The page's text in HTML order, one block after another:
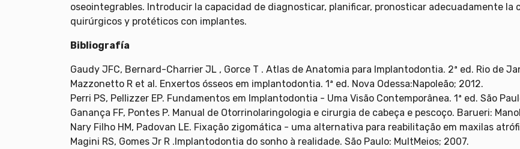
oseointegrables. Introducir la capacidad de diagnosticar, planificar, pronosticar adecuadamente
quirúrgicos y protéticos con implantes.
Bibliografía
Gaudy JFC, Bernard-Charrier JL , Gorce T . Atlas de Anatomia para Implantodontia. 2ª ed. Rio de
Mazzonetto R et al. Enxertos ósseos em implantodontia. 1ª ed. Nova Odessa:Napoleão; 2012.
Perri PS, Pellizzer EP. Fundamentos em Implantodontia - Uma Visão Contemporânea. 1ª ed. São
Ganança FF, Pontes P. Manual de Otorrinolaringologia e cirurgia de cabeça e pescoço. Barueri:
Nary Filho HM, Padovan LE. Fixação zigomática - uma alternativa para reabilitação em maxilas
Magini RS, Gomes Jr R .Implantodontia do sonho à realidade. São Paulo: MultMeios; 2007.